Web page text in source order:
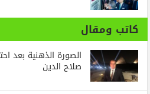
كاتب ومقال
الصورة الذهنية بعد
صلاح الدين